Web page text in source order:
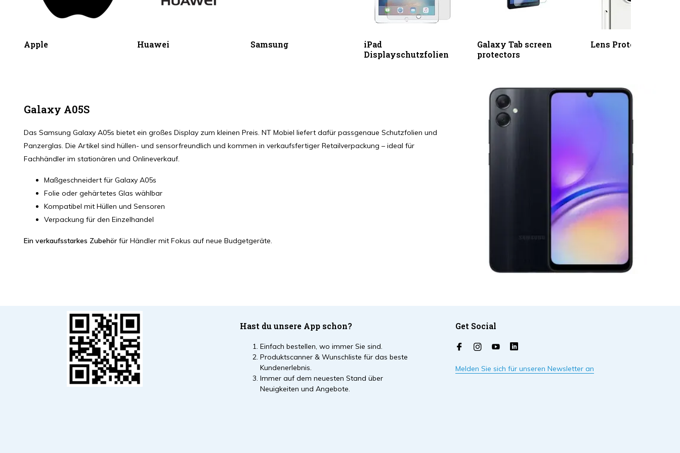
Apple Huawei Samsung
iPad
Displayschutzfolien
Galaxy Tab screen
protectors
Lens Protectors
Galaxy A05S
Das Samsung Galaxy A05s bietet ein großes Display zum kleinen Preis. NT Mobiel liefert dafür passgenaue Schutzfolien und
Panzerglas. Die Artikel sind hüllen- und sensorfreundlich und kommen in verkaufsfertiger Retailverpackung – ideal für
Fachhändler im stationären und Onlineverkauf.
Maßgeschneidert für Galaxy A05s
Folie oder gehärtetes Glas wählbar
Kompatibel mit Hüllen und Sensoren
Verpackung für den Einzelhandel
Ein verkaufsstarkes Zubehör für Händler mit Fokus auf neue Budgetgeräte.
Hast du unsere App schon?
Einfach bestellen, wo immer Sie sind.
Produktscanner & Wunschliste für das beste
Kundenerlebnis.
Immer auf dem neuesten Stand über
Neuigkeiten und Angebote.
Get Social
Melden Sie sich für unseren Newsletter an